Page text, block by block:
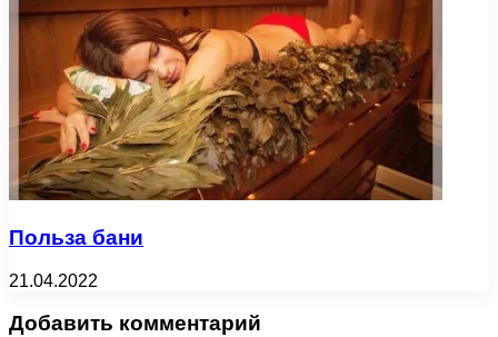
Польза бани
21.04.2022
Добавить комментарий